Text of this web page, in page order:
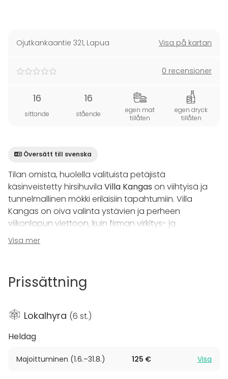
Ojutkankaantie 321, Lapua Visa på kartan
0 recensioner
16
sittande
16
stående
egen mat
tillåten
egen dryck
tillåten
Översätt till svenska
Tilan omista, huolella valituista petäjistä
käsinveistetty hirsihuvila Villa Kangas on viihtyisä ja
tunnelmallinen mökki erilaisiin tapahtumiin. Villa
Kangas on oiva valinta ystävien ja perheen
viikonlopun viettoon, kuin firman virkitys- ja
tiimipäiville.
vuolukivitakka lämmittää mukavasti ja luo kaunista
Villasta löytyy runsaasti mukavuuksia. Käytössänne
on muun muassa TV, kattavasti varusteltu keittiö,
lämmityspistokkeet kahdelle autolle.
Visa mer
Prissättning
Lokalhyra (6 st.)
Heldag
Majoittuminen (1.6.–31.8.) 125 € Visa